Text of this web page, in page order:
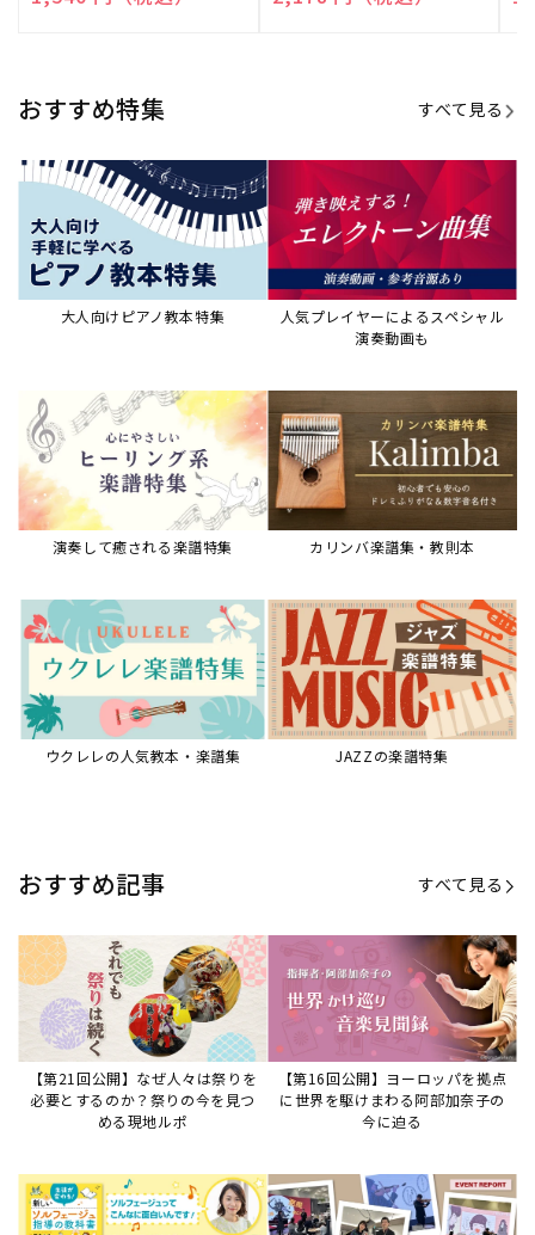
おすすめ特集 すべて見る
大人向けピアノ教本特集
人気プレイヤーによるスペシャル
演奏動画も
演奏して癒される楽譜特集 カリンバ楽譜集・教則本
ウクレレの人気教本・楽譜集 JAZZの楽譜特集
おすすめ記事 すべて見る
【第21回公開】なぜ人々は祭りを
必要とするのか？祭りの今を見つ
める現地ルポ
【第16回公開】ヨーロッパを拠点
に世界を駆けまわる阿部加奈子の
今に迫る